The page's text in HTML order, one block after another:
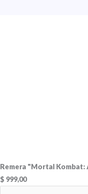
Remera "Mortal Kombat:
$ 999,00